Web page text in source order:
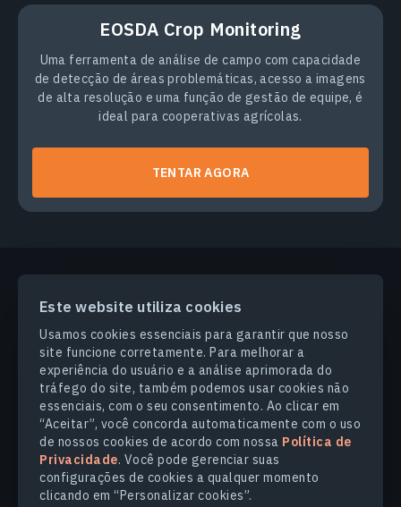
Este website utiliza cookies
Usamos cookies essenciais para garantir que nosso
site funcione corretamente. Para melhorar a
experiência do usuário e a análise aprimorada do
tráfego do site, também podemos usar cookies não
essenciais, com o seu consentimento. Ao clicar em
“Aceitar”, você concorda automaticamente com o uso
de nossos cookies de acordo com nossa Política de
Privacidade. Você pode gerenciar suas
configurações de cookies a qualquer momento
clicando em “Personalizar cookies”.
EOSDA Crop Monitoring
Uma ferramenta de análise de campo com capacidade
de detecção de áreas problemáticas, acesso a imagens
de alta resolução e uma função de gestão de equipe, é
ideal para cooperativas agrícolas.
TENTAR AGORA
PRODUCTS & SOLUTIONS
SETORES
COMPANHIA
EXPLORE